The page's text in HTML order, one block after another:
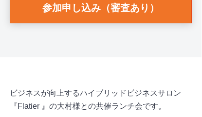
参加申し込み（審査あり）
ビジネスが向上するハイブリッドビジネスサロン
『Flatier 』の大村様との共催ランチ会です。